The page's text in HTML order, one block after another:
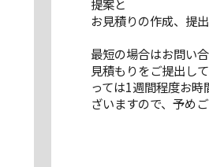
お見積りの作成、提出
最短の場合はお問い
見積もりをご提出し
っては1週間程度お
ざいますので、予め